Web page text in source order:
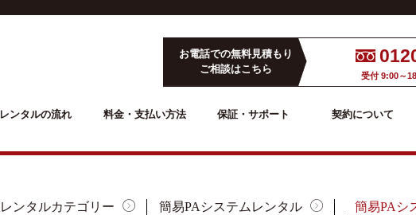
レンタルの流れ 料金・支払い方法 保証・サポート 契約について
お電話での無料見積もり
ご相談はこちら
受付 9:00～
レンタルカテゴリー 簡易PAシステムレンタル 簡易PAシ